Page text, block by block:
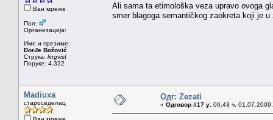
Ван мреже
Пол:
Организација:
Име и презиме:
Đorđe Božović
Струка: lingvist
Поруке: 4.322
Ali sama ta etimološka veza upravo ovoga
smer blagoga semantičkog zaokreta koji je
Madiuxa
староседелац
Одг: Zezati
« Одговор #17 у: 00.43 ч.